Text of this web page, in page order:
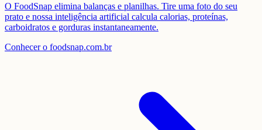
O FoodSnap elimina balanças e planilhas. Tire uma foto do seu
prato e nossa inteligência artificial calcula calorias, proteínas,
carboidratos e gorduras instantaneamente.
Conhecer o foodsnap.com.br